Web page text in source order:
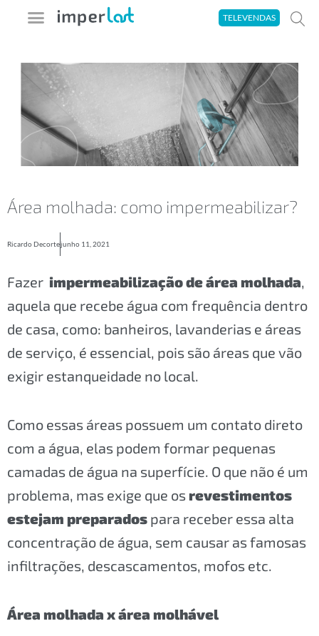
conteúdo
TELEVENDAS
Área molhada: como impermeabilizar?
Ricardo Decortejunho 11, 2021
Fazer impermeabilização de área molhada,
aquela que recebe água com frequência dentro
de casa, como: banheiros, lavanderias e áreas
de serviço, é essencial, pois são áreas que vão
exigir estanqueidade no local.
Como essas áreas possuem um contato direto
com a água, elas podem formar pequenas
camadas de água na superfície. O que não é um
problema, mas exige que osrevestimentos
estejam preparados para receber essa alta
concentração de água, sem causar as famosas
infiltrações, descascamentos, mofos etc.
Área molhada x área molhável